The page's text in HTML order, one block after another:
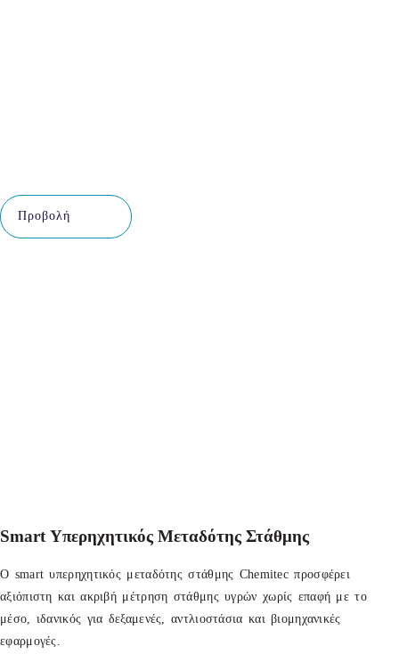
Προβολή
Smart Υπερηχητικός Μεταδότης Στάθμης
Ο smart υπερηχητικός μεταδότης στάθμης Chemitec προσφέρει
αξιόπιστη και ακριβή μέτρηση στάθμης υγρών χωρίς επαφή με το
μέσο, ιδανικός για δεξαμενές, αντλιοστάσια και βιομηχανικές
εφαρμογές.